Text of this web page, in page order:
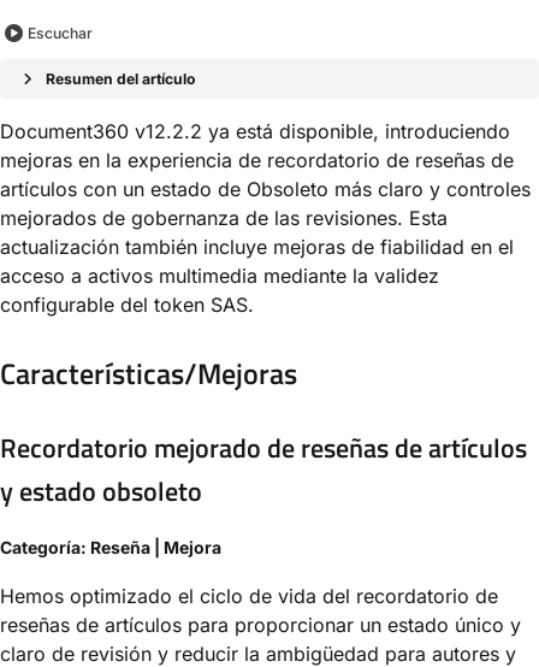
Escuchar
Resumen del artículo
Document360 v12.2.2 ya está disponible, introduciendo
mejoras en la experiencia de recordatorio de reseñas de
artículos con un estado de Obsoleto más claro y controles
mejorados de gobernanza de las revisiones. Esta
actualización también incluye mejoras de fiabilidad en el
acceso a activos multimedia mediante la validez
configurable del token SAS.
Características/Mejoras
Recordatorio mejorado de reseñas de artículos
y estado obsoleto
Categoría: Reseña | Mejora
Hemos optimizado el ciclo de vida del recordatorio de
reseñas de artículos para proporcionar un estado único y
claro de revisión y reducir la ambigüedad para autores y